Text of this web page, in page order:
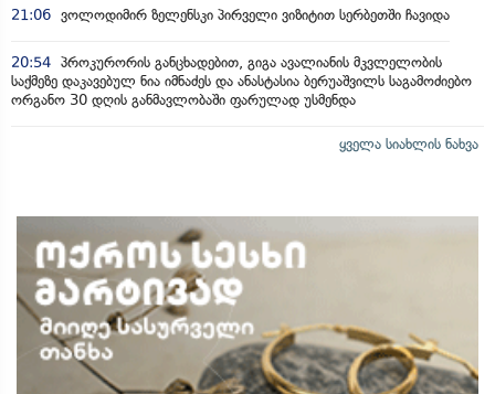
21:06 ვოლოდიმირ ზელენსკი პირველი ვიზიტით სერბეთში ჩავიდა
20:54 პროკურორის განცხადებით, გიგა ავალიანის მკვლელობის
საქმეზე დაკავებულ ნია იმნაძეს და ანასტასია ბერუაშვილს საგამოძიებო
ორგანო 30 დღის განმავლობაში ფარულად უსმენდა
ყველა სიახლის ნახვა